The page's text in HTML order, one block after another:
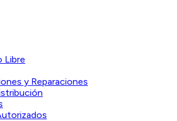
Libre
y Reparaciones